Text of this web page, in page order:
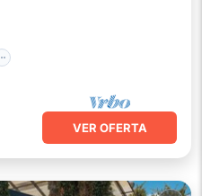
VER OFERTA